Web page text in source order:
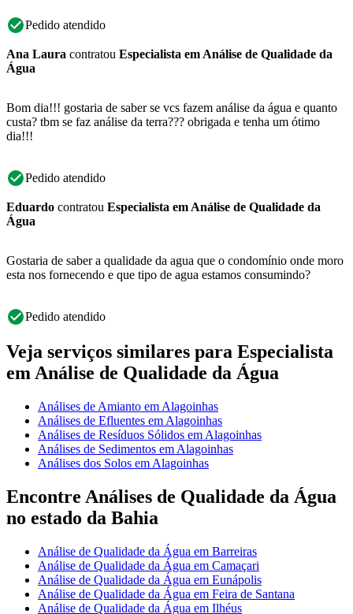
Pedido atendido
Ana Laura contratou Especialista em Análise de Qualidade da
Água
Bom dia!!! gostaria de saber se vcs fazem análise da água e quanto
custa? tbm se faz análise da terra??? obrigada e tenha um ótimo
dia!!!
Pedido atendido
Eduardo contratou Especialista em Análise de Qualidade da
Água
Gostaria de saber a qualidade da agua que o condomínio onde moro
esta nos fornecendo e que tipo de agua estamos consumindo?
Pedido atendido
Veja serviços similares para Especialista
em Análise de Qualidade da Água
Análises de Amianto em Alagoinhas
Análises de Efluentes em Alagoinhas
Análises de Resíduos Sólidos em Alagoinhas
Análises de Sedimentos em Alagoinhas
Análises dos Solos em Alagoinhas
Encontre Análises de Qualidade da Água
no estado da Bahia
Análise de Qualidade da Água em Barreiras
Análise de Qualidade da Água em Camaçari
Análise de Qualidade da Água em Eunápolis
Análise de Qualidade da Água em Feira de Santana
Análise de Qualidade da Água em Ilhéus